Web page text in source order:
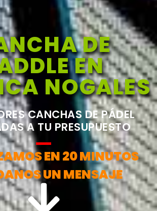
DE
EN
NOGALES
CANCHAS DE PÁDEL
A TU PRESUPUESTO
EN 20 MINUTOS
UN MENSAJE